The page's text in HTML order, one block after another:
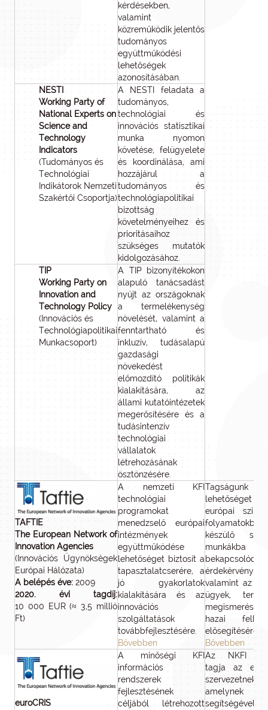
kérdésekben,
valamint
közreműködik jelentős
tudományos
együttműködési
lehetőségek
azonosításában.
NESTI
Working Party of
National Experts on
Science and
Technology
Indicators
(Tudományos és
Technológiai
Indikátorok Nemzeti
Szakértői Csoportja)
A NESTI feladata a
tudományos,
technológiai és
innovációs statisztikai
munka nyomon
követése, felügyelete
és koordinálása, ami
hozzájárul a
tudományos és
technológiapolitikai
bizottság
követelményeihez és
prioritásaihoz
szükséges mutatók
kidolgozásához.
TIP
Working Party on
Innovation and
Technology Policy
(Innovációs és
Technológiapolitikai
Munkacsoport)
A TIP bizonyítékokon
alapuló tanácsadást
nyújt az országoknak
a termelékenység
növelését, valamint a
fenntartható és
inkluzív, tudásalapú
gazdasági
növekedést
előmozdító politikák
kialakítására, az
állami kutatóintézetek
megerősítésére és a
tudásintenzív
technológiai
vállalatok
létrehozásának
ösztönzésére.
TAFTIE
The European Network of
Innovation Agencies
(Innovációs Ügynökségek
Európai Hálózata)
A belépés éve: 2009
2020. évi tagdíj:
10 000 EUR (≈ 3,5 millió
Ft)
A nemzeti KFI
technológiai
programokat
menedzselő európai
intézmények
együttműködése
lehetőséget biztosít a
tapasztalatcserére, a
jó gyakorlatok
kialakítására és az
innovációs
szolgáltatások
továbbfejlesztésére.
Bővebben
Tagságunk
lehetőséget
európai
készülő
munkákba
valamint az
ügyek,
hazai
elősegítésére.
Bővebben
euroCRIS
A minőségi KFI
információs
rendszerek
fejlesztésének
céljából létrehozott
Az NKFI
tagja az
szervezetnek,
amelynek
segítségével